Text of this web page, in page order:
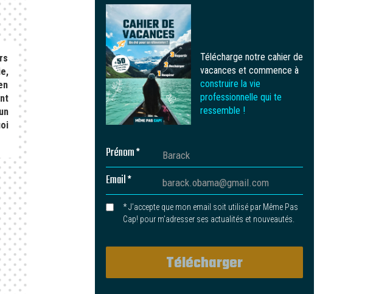
vacances et commence à
construire la vie
professionnelle qui te
ressemble !
Email *
* J’accepte que mon email soit utilisé par Même Pas
Cap! pour m’adresser ses actualités et nouveautés.